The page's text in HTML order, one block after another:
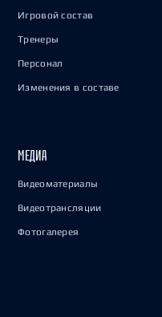
Игровой состав
Тренеры
Персонал
Изменения в составе
МЕДИА
Видеоматериалы
Видеотрансляции
Фотогалерея